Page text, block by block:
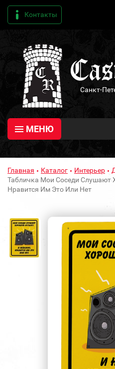
Контакты
Санкт-
МЕНЮ
Главная Каталог Интерьер
Табличка Мои Соседи
Нравится Им Это Или Нет